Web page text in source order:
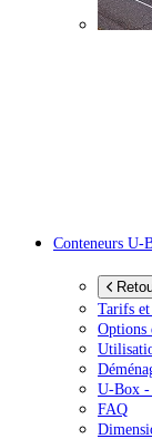
Conteneurs U-
Tarifs et
Options
U-Box -
FAQ